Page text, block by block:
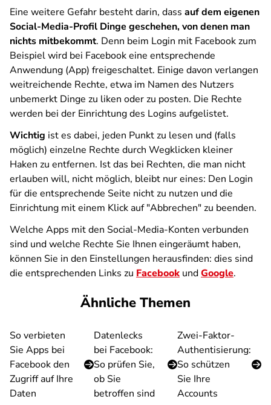
Eine weitere Gefahr besteht darin, dass auf dem eigenen
Social-Media-Profil Dinge geschehen, von denen man
nichts mitbekommt. Denn beim Login mit Facebook zum
Beispiel wird bei Facebook eine entsprechende
Anwendung (App) freigeschaltet. Einige davon verlangen
weitreichende Rechte, etwa im Namen des Nutzers
unbemerkt Dinge zu liken oder zu posten. Die Rechte
werden bei der Einrichtung des Logins aufgelistet.
Wichtig ist es dabei, jeden Punkt zu lesen und (falls
möglich) einzelne Rechte durch Wegklicken kleiner
Haken zu entfernen. Ist das bei Rechten, die man nicht
erlauben will, nicht möglich, bleibt nur eines: Den Login
für die entsprechende Seite nicht zu nutzen und die
Einrichtung mit einem Klick auf "Abbrechen" zu beenden.
Welche Apps mit den Social-Media-Konten verbunden
sind und welche Rechte Sie Ihnen eingeräumt haben,
können Sie in den Einstellungen herausfinden: dies sind
die entsprechenden Links zu Facebook undGoogle.
Ähnliche Themen
So verbieten
Sie Apps bei
Facebook den
Zugriff auf Ihre
Daten
Datenlecks
bei Facebook:
So prüfen Sie,
ob Sie
betroffen sind
Zwei-Faktor-
Authentisierung:
So schützen
Sie Ihre
Accounts